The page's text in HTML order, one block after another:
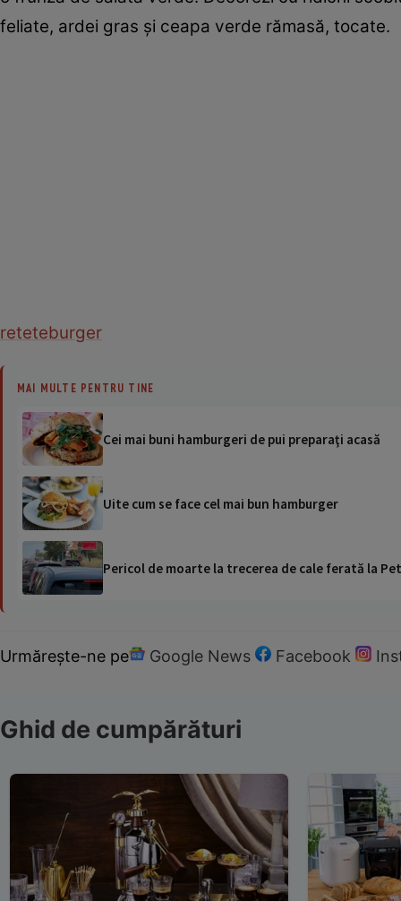
feliate, ardei gras şi ceapa verde rămasă, tocate.
reteteburger
MAI MULTE PENTRU TINE
Cei mai buni hamburgeri de pui preparaţi acasă
Uite cum se face cel mai bun hamburger
Pericol de moarte la trecerea de cale ferată la
Urmărește-ne pe Google News Facebook
Ghid de cumpărături